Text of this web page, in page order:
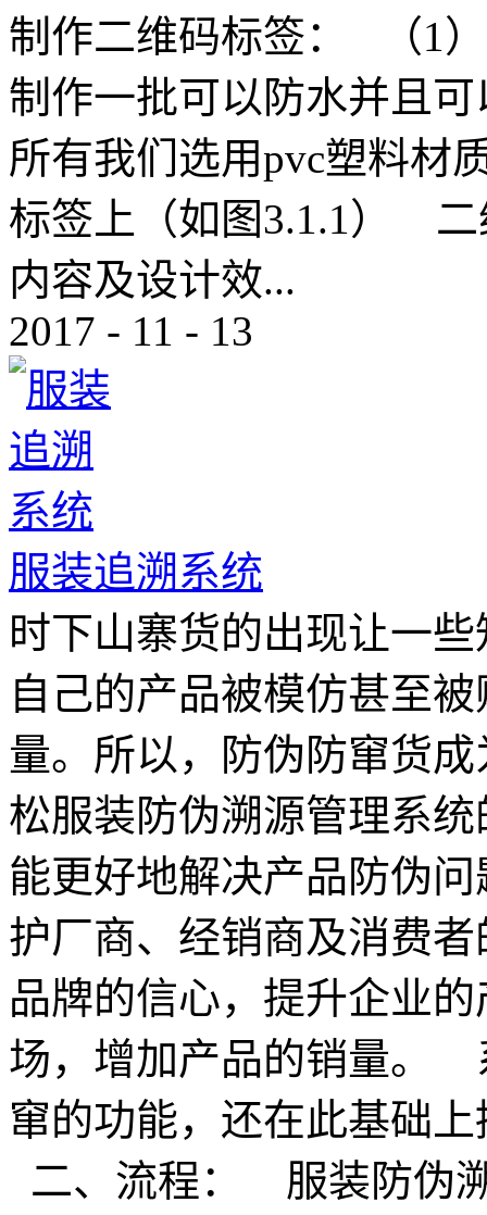
制作二维码标签： （1
制作一批可以防水并且
所有我们选用pvc塑料材
标签上（如图3.1.1）
内容及设计效...
2017 - 11 - 13
服装追溯系统
时下山寨货的出现让一
自己的产品被模仿甚至
量。所以，防伪防窜货
松服装防伪溯源管理系
能更好地解决产品防伪
护厂商、经销商及消费
品牌的信心，提升企业
场，增加产品的销量。
窜的功能，还在此基础
二、流程： 服装防